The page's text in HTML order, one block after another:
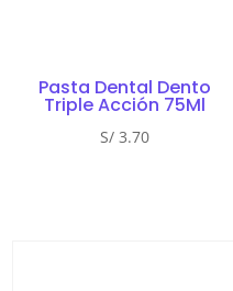
Pasta Dental Dento
Triple Acción 75Ml
S/3.70